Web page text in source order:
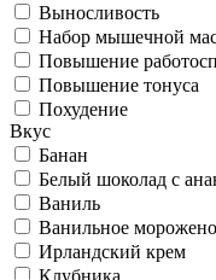
Выносливость
Набор мышечной
Повышение
Повышение тонуса
Похудение
Вкус
Банан
Белый шоколад с
Ваниль
Ванильное
Ирландский крем
Клубника